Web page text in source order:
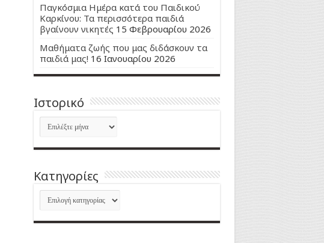
Παγκόσμια Ημέρα κατά του Παιδικού
Καρκίνου: Τα περισσότερα παιδιά
βγαίνουν νικητές 15 Φεβρουαρίου 2026
Μαθήματα ζωής που μας διδάσκουν τα
παιδιά μας! 16 Ιανουαρίου 2026
Ιστορικό
Ιστορικό
Kατηγορίες
Kατηγορίες